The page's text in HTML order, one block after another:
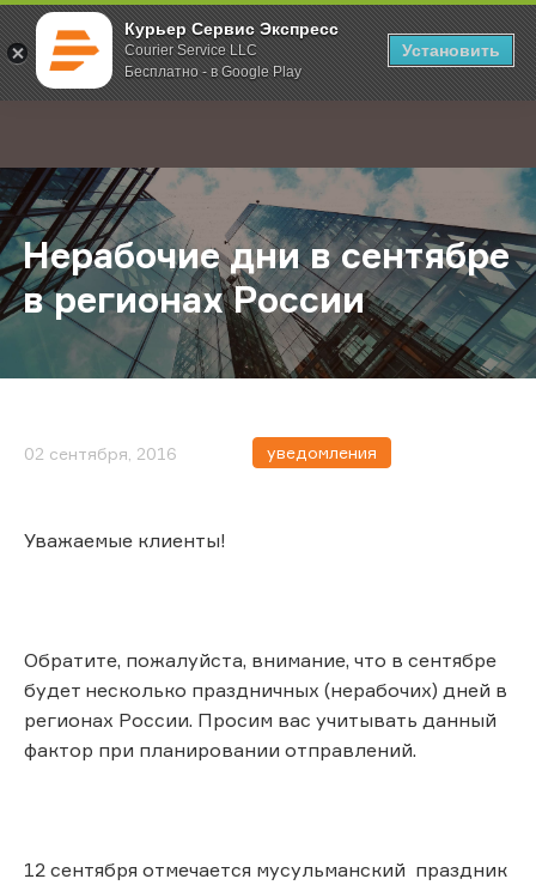
Курьер Сервис Экспресс
Courier Service LLC
Бесплатно - в Google Play
Установить
; Главная О компании Новости Нерабочие дни в сентябре в
Нерабочие дни в сентябре
в регионах России
02 сентября, 2016 уведомления
Уважаемые клиенты!
Обратите, пожалуйста, внимание, что в сентябре
будет несколько праздничных (нерабочих) дней в
регионах России. Просим вас учитывать данный
фактор при планировании отправлений.
12 сентября отмечается мусульманский праздник